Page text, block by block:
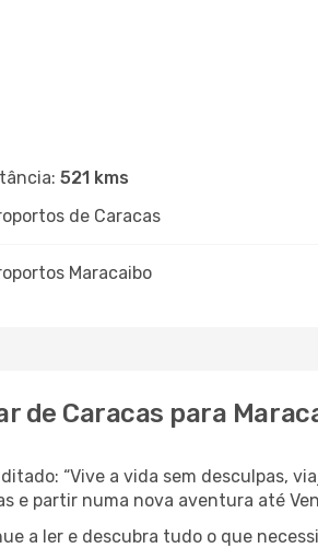
521 kms
de Caracas
Maracaibo
de Caracas para
“Vive a vida sem desculpas,
e partir numa nova aventura até
a ler e descubra tudo o que